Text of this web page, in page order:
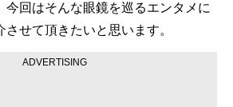
今回はそんな眼鏡を巡るエンタメに
せて頂きたいと思います。
ADVERTISING